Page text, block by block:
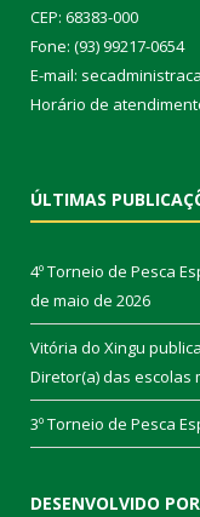
CEP: 68383-000
Fone: (93) 99217-0654
E-mail:
Horário de
ÚLTIMAS
4º Torneio de Pesca
de maio de 2026
Vitória do Xingu
Diretor(a) das escolas
3º Torneio de Pesca
DESENVOLVIDO